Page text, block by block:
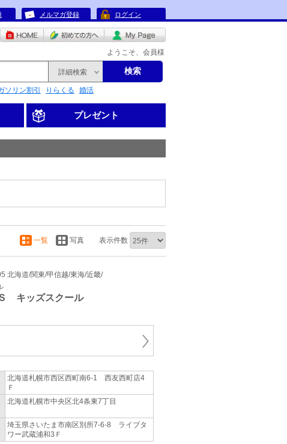
メルマガ登録 ログイン
ようこそ、会員様
詳細検索 検索
ソリン割引 りらくる 婚活
プレゼント
一覧 写真 表示件数
北海道/関東/甲信越/東海/近畿/
キッズスクール
北海道札幌市西区西町南6-1 西友西町店4
Ｆ
北海道札幌市中央区北4条東7丁目
埼玉県さいたま市南区別所7-6-8 ライブタ
ワー武蔵浦和3Ｆ